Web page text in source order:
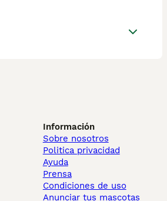
Información
Sobre nosotros
Politica privacidad
Ayuda
Prensa
Condiciones de uso
Anunciar tus mascotas